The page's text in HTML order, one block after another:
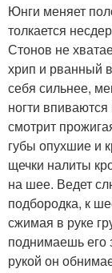
Юнги меняет
толкается
Стонов не
хрип и рванный
себя сильнее,
ногти
смотрит
губы опухшие и
щечки налиты
на шее. Ведет
подбородка, к
сжимая в руке
поднимаешь его
рукой он